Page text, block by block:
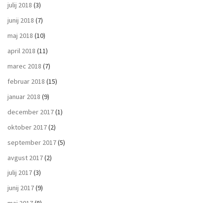
julij 2018 (3)
junij 2018 (7)
maj 2018 (10)
april 2018 (11)
marec 2018 (7)
februar 2018 (15)
januar 2018 (9)
december 2017(1)
oktober 2017(2)
september 2017(5)
avgust 2017(2)
julij 2017(3)
junij 2017(9)